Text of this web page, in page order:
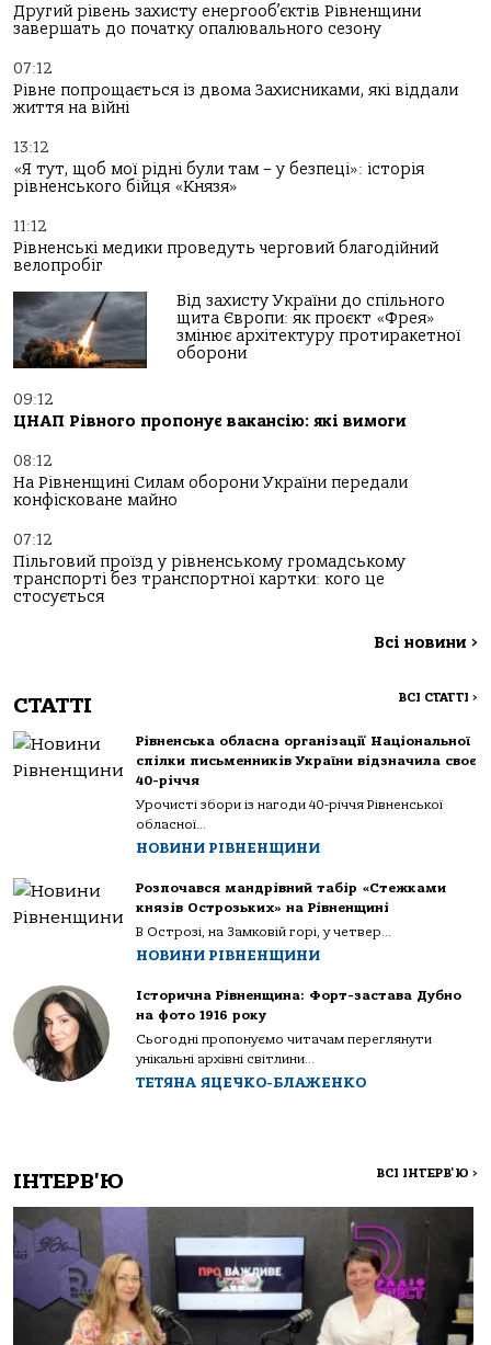
Другий рівень захисту енергооб’єктів Рівненщини
завершать до початку опалювального сезону
07:12
Рівне попрощається із двома Захисниками, які віддали
життя на війні
13:12
«Я тут, щоб мої рідні були там – у безпеці»: історія
рівненського бійця «Князя»
11:12
Рівненські медики проведуть черговий благодійний
велопробіг
Від захисту України до спільного
щита Європи: як проєкт «Фрея»
змінює архітектуру протиракетної
оборони
09:12
ЦНАП Рівного пропонує вакансію: які вимоги
08:12
На Рівненщині Силам оборони України передали
конфісковане майно
07:12
Пільговий проїзд у рівненському громадському
транспорті без транспортної картки: кого це
стосується
Всі новини >
СТАТТІ ВСІ СТАТТІ >
Рівненська обласна організації Національної
спілки письменників України відзначила своє
40-річчя
Урочисті збори із нагоди 40-річчя Рівненської
обласної...
НОВИНИ РІВНЕНЩИНИ
Розпочався мандрівний табір «Стежками
князів Острозьких» на Рівненщині
В Острозі, на Замковій горі, у четвер...
НОВИНИ РІВНЕНЩИНИ
Історична Рівненщина: Форт-застава Дубно
на фото 1916 року
Сьогодні пропонуємо читачам переглянути
унікальні архівні світлини...
ТЕТЯНА ЯЦЕЧКО-БЛАЖЕНКО
ІНТЕРВ'Ю ВСІ ІНТЕРВ'Ю >